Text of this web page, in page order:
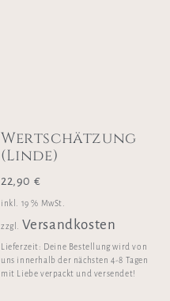
Wertschätzung
(Linde)
22,90 €
inkl. 19 % MwSt.
zzgl. Versandkosten
Lieferzeit: Deine Bestellung wird von
uns innerhalb der nächsten 4-8 Tagen
mit Liebe verpackt und versendet!